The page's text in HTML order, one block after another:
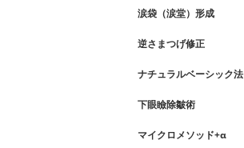
涙袋（涙堂）形成
逆さまつげ修正
ナチュラルベーシック法
下眼瞼除皺術
マイクロメソッド+α